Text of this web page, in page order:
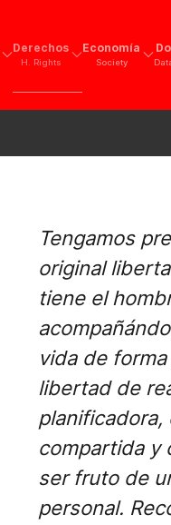
Derechos
H. Rights
Economía
Society
Tengamos
original
tiene el
vida de
libertad de
planificadora,
compartida y
ser fruto de
personal.